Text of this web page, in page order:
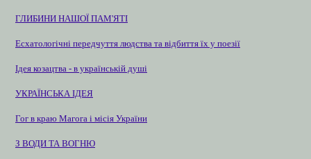
ГЛИБИНИ НАШОЇ ПАМ'ЯТІ
Есхатологічні передчуття людства та відбиття їх у поезії
Ідея козацтва - в українській душі
УКРАЇНСЬКА ІДЕЯ
Гог в краю Магога і місія України
З ВОДИ ТА ВОГНЮ